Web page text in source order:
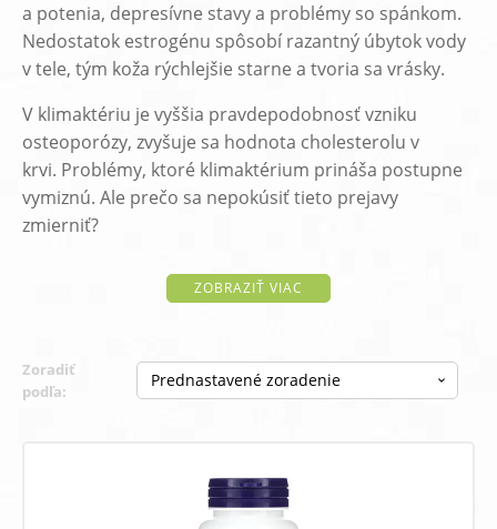
a potenia, depresívne stavy a problémy so spánkom.
Nedostatok estrogénu spôsobí razantný úbytok vody
v tele, tým koža rýchlejšie starne a tvoria sa vrásky.
V klimaktériu je vyššia pravdepodobnosť vzniku
osteoporózy, zvyšuje sa hodnota cholesterolu v
krvi. Problémy, ktoré klimaktérium prináša postupne
vymiznú. Ale prečo sa nepokúsiť tieto prejavy
zmierniť?
ZOBRAZIŤ VIAC
Zoradiť
podľa: